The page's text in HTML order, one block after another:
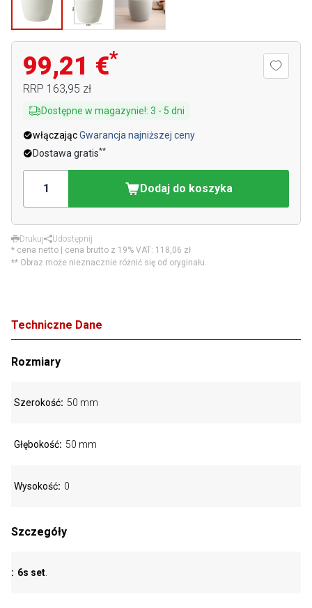
99,21 €*
RRP 163,95 zł
Dostępne w magazynie!: 3 - 5 dni
włączającGwarancja najniższej ceny
Dostawa gratis**
Dodaj do koszyka
Drukuj
Udostępnij
* cena netto | cena brutto z 19% VAT: 118,06 zł
** Obraz może nieznacznie różnić się od oryginału.
Techniczne Dane
Rozmiary
Szerokość 50 mm
Głębokość 50 mm
Wysokość 0
Szczegóły
6s set